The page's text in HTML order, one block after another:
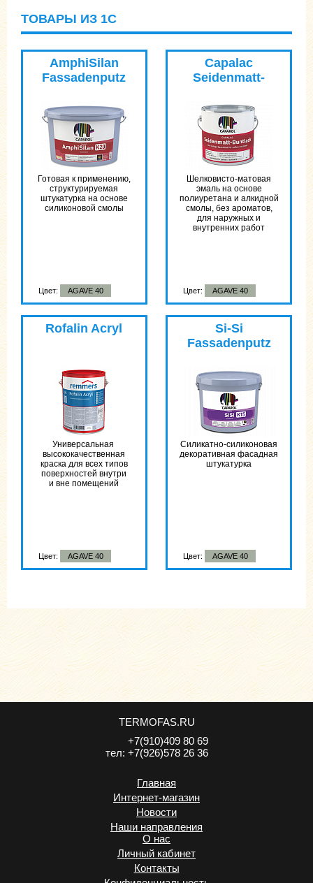
ТОВАРЫ ИЗ 1С
AmphiSilan
Fassadenputz
Готовая к применению,
структурируемая
штукатурка на основе
силиконовой смолы
Цвет: AGAVE 40
Capalac
Seidenmatt-
Шелковисто-матовая
эмаль на основе
полиуретана и алкидной
смолы, без ароматов,
для наружных и
внутренних работ
Цвет: AGAVE 40
Rofalin Acryl
Универсальная
высококачественная
краска для всех типов
поверхностей внутри
и вне помещений
Цвет: AGAVE 40
Si-Si
Fassadenputz
Силикатно-силиконовая
декоративная фасадная
штукатурка
Цвет: AGAVE 40
TERMOFAS.RU
тел:
+7(910)409 80 69
+7(926)578 26 36
Главная
Интернет-магазин
Новости
Наши направления
О нас
Личный кабинет
Контакты